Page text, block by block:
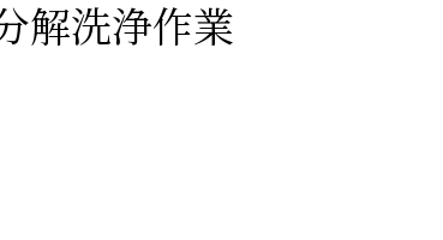
解洗浄作業